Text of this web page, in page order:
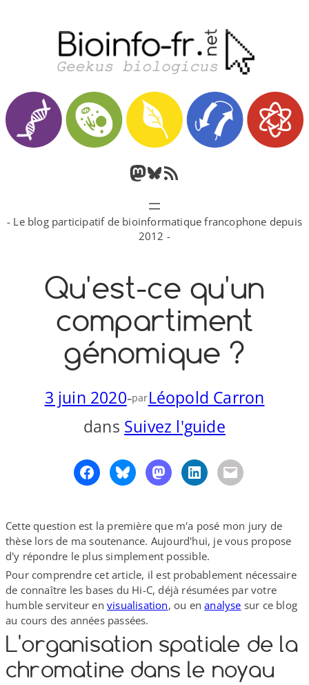
M
o
o
n
B
l
u
s
y
F
u
R
S
S
- Le blog participatif de bioinformatique francophone depuis
2012 -
Qu'est-ce qu'un
compartiment
génomique ?
3 juin 2020-parLéopold Carron
dans Suivez l'guide
Cette question est la première que m'a posé mon jury de
thèse lors de ma soutenance. Aujourd'hui, je vous propose
d'y répondre le plus simplement possible.
Pour comprendre cet article, il est probablement nécessaire
de connaître les bases du Hi-​C, déjà résumées par votre
humble serviteur en visualisation, ou enanalyse sur ce blog
au cours des années passées.
L'organisation spatiale de la
chromatine dans le noyau